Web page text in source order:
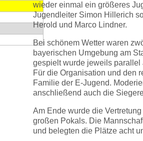
wieder einmal ein größeres
Jugendleiter Simon Hillerich
Herold und Marco Lindner.
Bei schönem Wetter waren
bayerischen Umgebung am
gespielt wurde jeweils
Für die Organisation und den
Familie der E-Jugend.
anschließend auch die
Am Ende wurde die
großen Pokals. Die
und belegten die Plätze acht